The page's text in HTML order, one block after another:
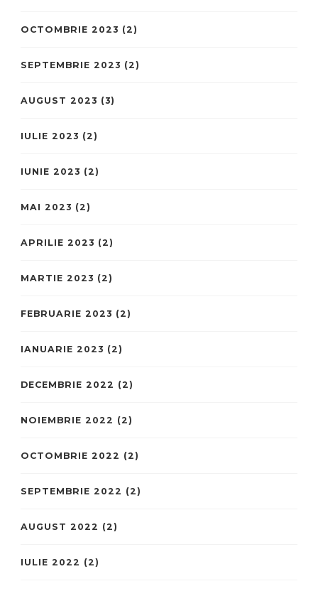
OCTOMBRIE 2023 (2)
SEPTEMBRIE 2023 (2)
AUGUST 2023 (3)
IULIE 2023 (2)
IUNIE 2023 (2)
MAI 2023 (2)
APRILIE 2023 (2)
MARTIE 2023 (2)
FEBRUARIE 2023 (2)
IANUARIE 2023 (2)
DECEMBRIE 2022 (2)
NOIEMBRIE 2022 (2)
OCTOMBRIE 2022 (2)
SEPTEMBRIE 2022 (2)
AUGUST 2022 (2)
IULIE 2022 (2)